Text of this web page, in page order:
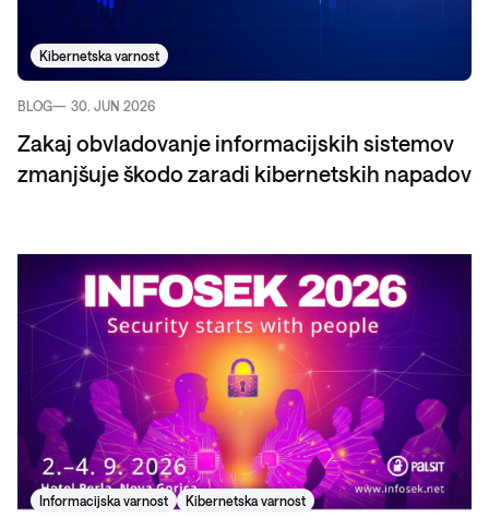
Kibernetska varnost
BLOG 30. JUN 2026
Zakaj obvladovanje informacijskih sistemov
zmanjšuje škodo zaradi kibernetskih napadov
Informacijska varnost Kibernetska varnost